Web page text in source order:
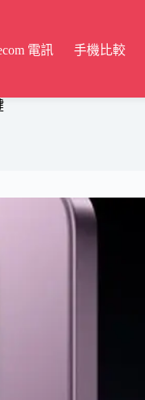
電訊 手機比較